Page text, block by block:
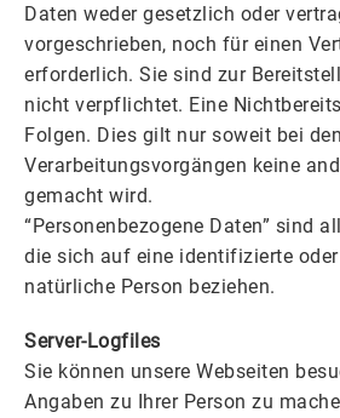
Daten weder gesetzlich oder
vorgeschrieben, noch für einen
erforderlich. Sie sind zur
nicht verpflichtet. Eine
Folgen. Dies gilt nur soweit bei
Verarbeitungsvorgängen keine
gemacht wird.
“Personenbezogene Daten” sind
die sich auf eine identifizierte
natürliche Person beziehen.
Server-Logfiles
Sie können unsere Webseiten
Angaben zu Ihrer Person zu